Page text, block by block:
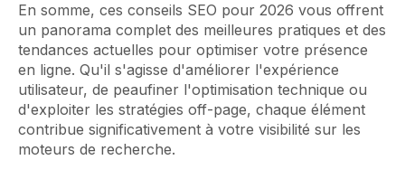
En somme, ces conseils SEO pour 2026 vous offrent
un panorama complet des meilleures pratiques et des
tendances actuelles pour optimiser votre présence
en ligne. Qu'il s'agisse d'améliorer l'expérience
utilisateur, de peaufiner l'optimisation technique ou
d'exploiter les stratégies off-page, chaque élément
contribue significativement à votre visibilité sur les
moteurs de recherche.